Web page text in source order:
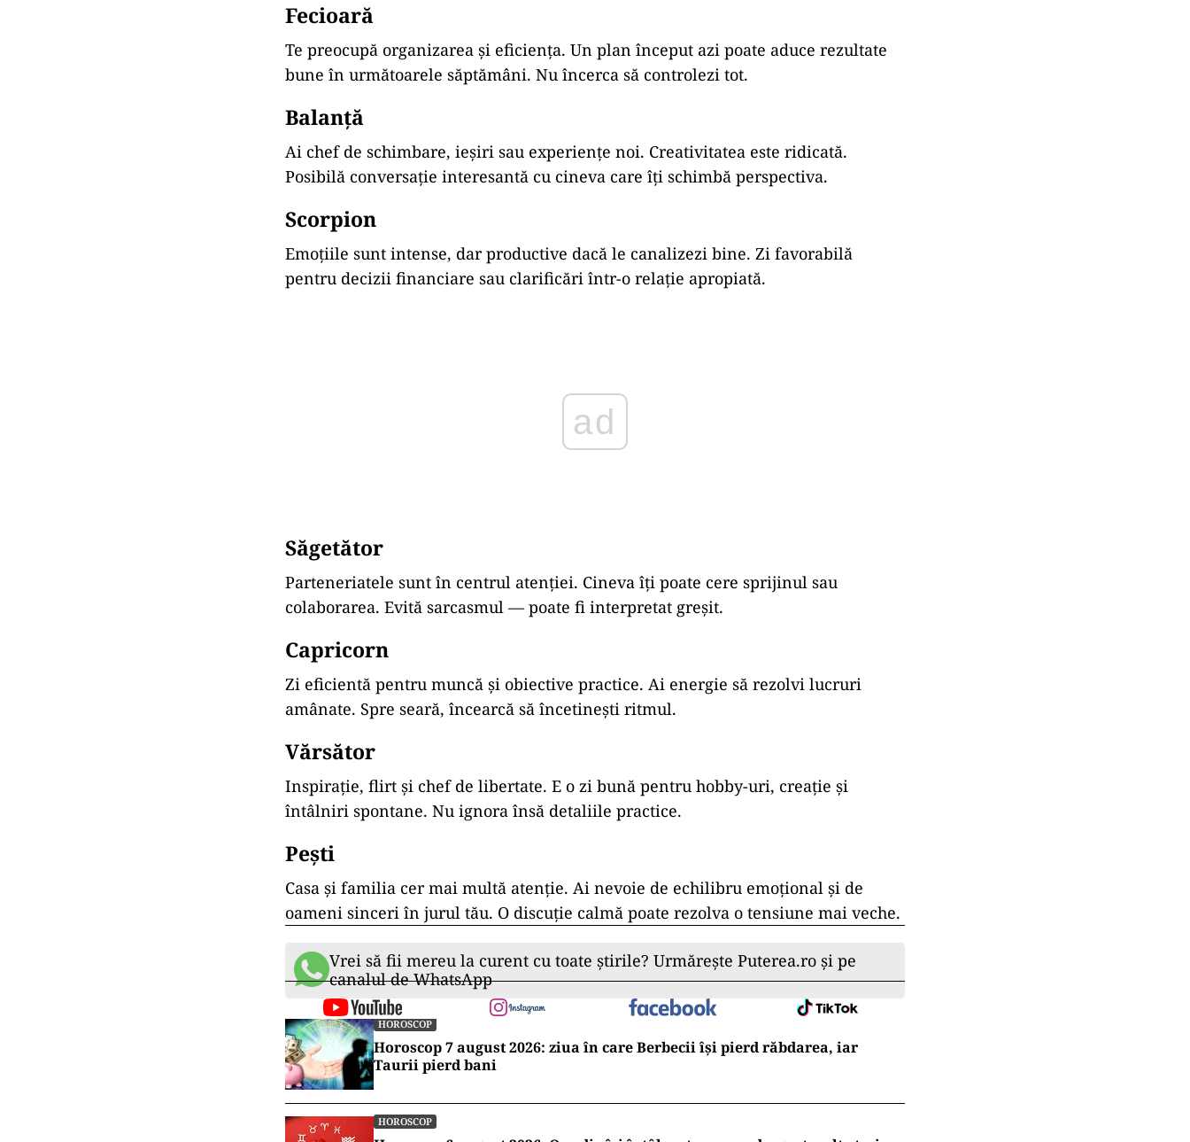
Fecioară
Te preocupă organizarea și eficiența. Un plan început azi poate aduce rezultate
bune în următoarele săptămâni. Nu încerca să controlezi tot.
Balanță
Ai chef de schimbare, ieșiri sau experiențe noi. Creativitatea este ridicată.
Posibilă conversație interesantă cu cineva care îți schimbă perspectiva.
Scorpion
Emoțiile sunt intense, dar productive dacă le canalizezi bine. Zi favorabilă
pentru decizii financiare sau clarificări într-o relație apropiată.
ad
Săgetător
Parteneriatele sunt în centrul atenției. Cineva îți poate cere sprijinul sau
colaborarea. Evită sarcasmul — poate fi interpretat greșit.
Capricorn
Zi eficientă pentru muncă și obiective practice. Ai energie să rezolvi lucruri
amânate. Spre seară, încearcă să încetinești ritmul.
Vărsător
Inspirație, flirt și chef de libertate. E o zi bună pentru hobby-uri, creație și
întâlniri spontane. Nu ignora însă detaliile practice.
Pești
Casa și familia cer mai multă atenție. Ai nevoie de echilibru emoțional și de
oameni sinceri în jurul tău. O discuție calmă poate rezolva o tensiune mai veche.
Vrei să fii mereu la curent cu toate știrile? Urmărește Puterea.ro și pe
canalul de WhatsApp
HOROSCOP
Horoscop 7 august 2026: ziua în care Berbecii își pierd răbdarea, iar
Taurii pierd bani
HOROSCOP